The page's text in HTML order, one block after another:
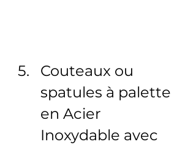
Couteaux ou
spatules à palette
en Acier
Inoxydable avec